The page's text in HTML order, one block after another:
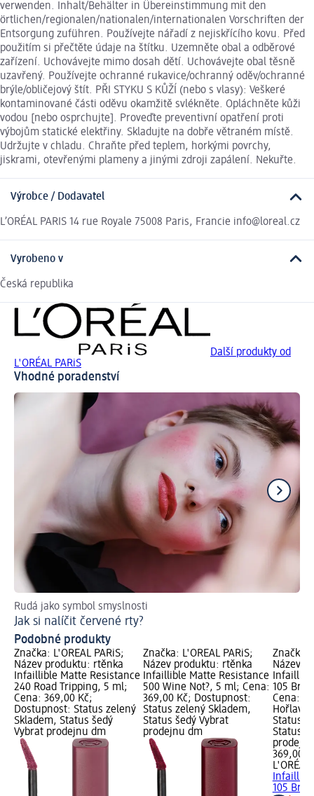
verwenden. Inhalt/Behälter in Übereinstimmung mit den
örtlichen/regionalen/nationalen/internationalen Vorschriften der
Entsorgung zuführen. Používejte nářadí z nejiskřícího kovu. Před
použitím si přečtěte údaje na štítku. Uzemněte obal a odběrové
zařízení. Uchovávejte mimo dosah dětí. Uchovávejte obal těsně
uzavřený. Používejte ochranné rukavice/ochranný oděv/ochranné
brýle/obličejový štít. PŘI STYKU S KŮŽÍ (nebo s vlasy): Veškeré
kontaminované části oděvu okamžitě svlékněte. Opláchněte kůži
vodou [nebo osprchujte]. Proveďte preventivní opatření proti
výbojům statické elektřiny. Skladujte na dobře větraném místě.
Udržujte v chladu. Chraňte před teplem, horkými povrchy,
jiskrami, otevřenými plameny a jinými zdroji zapálení. Nekuřte.
Výrobce / Dodavatel
L’ORÉAL PARIS 14 rue Royale 75008 Paris, Francie info@loreal.cz
Vyrobeno v
Česká republika
Další produkty od
L'ORÉAL PARiS
Vhodné poradenství
Rudá jako symbol smyslnosti
Jak si nalíčit červené rty?
Podobné produkty
Značka: L'ORÉAL PARiS;
Název produktu: rtěnka
Infaillible Matte Resistance
240 Road Tripping, 5 ml;
Cena: 369,00 Kč;
Dostupnost: Status zelený
Skladem, Status šedý
Vybrat prodejnu dm
Značka: L'ORÉAL PARiS;
Název produktu: rtěnka
Infaillible Matte Resistance
500 Wine Not?, 5 ml; Cena:
369,00 Kč; Dostupnost:
Status zelený Skladem,
Status šedý Vybrat
prodejnu dm
Značka:
Název
105
Cena:
Hořlavé
Status
Status
369,00
L'ORÉAL
105